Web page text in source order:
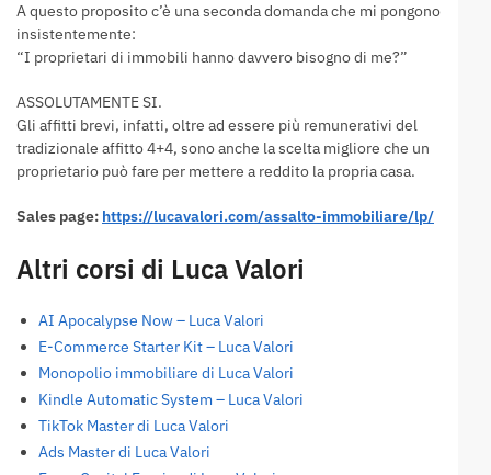
A questo proposito c’è una seconda domanda che mi pongono
insistentemente:
“I proprietari di immobili hanno davvero bisogno di me?”
ASSOLUTAMENTE SI.
Gli affitti brevi, infatti, oltre ad essere più remunerativi del
tradizionale affitto 4+4, sono anche la scelta migliore che un
proprietario può fare per mettere a reddito la propria casa.
Sales page: https://lucavalori.com/assalto-immobiliare/lp/
Altri corsi di Luca Valori
AI Apocalypse Now – Luca Valori
E-Commerce Starter Kit – Luca Valori
Monopolio immobiliare di Luca Valori
Kindle Automatic System – Luca Valori
TikTok Master di Luca Valori
Ads Master di Luca Valori